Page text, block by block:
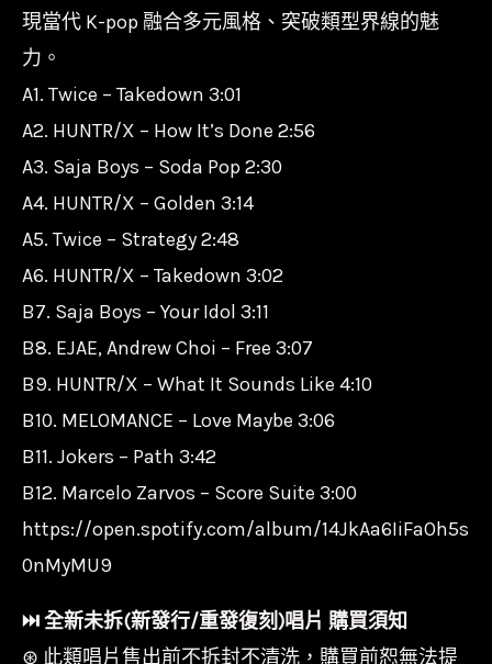
現當代 K-pop 融合多元風格、突破類型界線的魅
力。
A1. Twice – Takedown 3:01
A2. HUNTR/X – How It’s Done 2:56
A3. Saja Boys – Soda Pop 2:30
A4. HUNTR/X – Golden 3:14
A5. Twice – Strategy 2:48
A6. HUNTR/X – Takedown 3:02
B7. Saja Boys – Your Idol 3:11
B8. EJAE, Andrew Choi – Free 3:07
B9. HUNTR/X – What It Sounds Like 4:10
B10. MELOMANCE – Love Maybe 3:06
B11. Jokers – Path 3:42
B12. Marcelo Zarvos – Score Suite 3:00
https://open.spotify.com/album/14JkAa6IiFaOh5s
0nMyMU9
⏭︎ 全新未拆(新發行/重發復刻)唱片 購買須知
⊛ 此類唱片售出前不拆封不清洗，購買前恕無法提